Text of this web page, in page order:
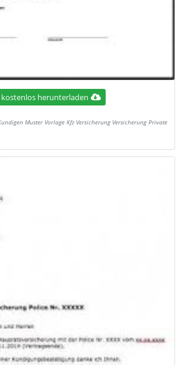
kostenlos herunterladen
Muster Vorlage Kfz Versicherung Versicherung Private